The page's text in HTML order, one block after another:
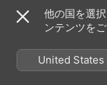
Keyboard
スコット・ロス
ドメニコ・スカルラッ
他の国を選
ンテンツを
United States